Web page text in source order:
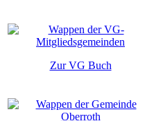
Zur VG Buch